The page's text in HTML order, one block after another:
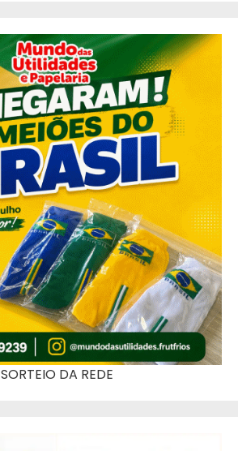
SORTEIO DA REDE